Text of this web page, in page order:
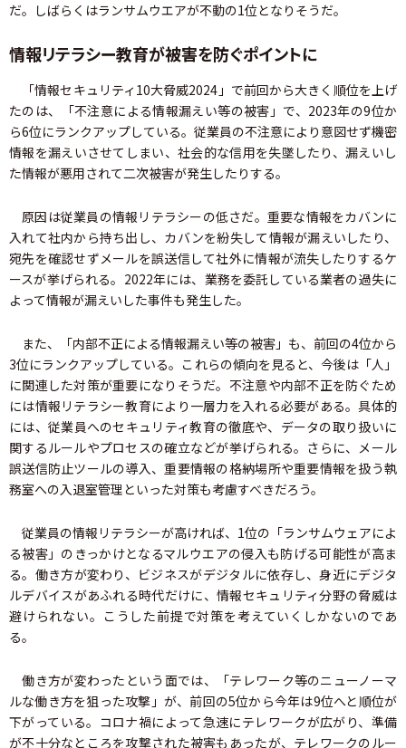
だ。しばらくはランサムウエアが不動の1位となりそうだ。
情報リテラシー教育が被害を防ぐポイントに
「情報セキュリティ10大脅威2024」で前回から大きく順位を上げ
たのは、「不注意による情報漏えい等の被害」で、2023年の9位か
ら6位にランクアップしている。従業員の不注意により意図せず機密
情報を漏えいさせてしまい、社会的な信用を失墜したり、漏えいし
た情報が悪用されて二次被害が発生したりする。
原因は従業員の情報リテラシーの低さだ。重要な情報をカバンに
入れて社内から持ち出し、カバンを紛失して情報が漏えいしたり、
宛先を確認せずメールを誤送信して社外に情報が流失したりするケ
ースが挙げられる。2022年には、業務を委託している業者の過失に
よって情報が漏えいした事件も発生した。
また、「内部不正による情報漏えい等の被害」も、前回の4位から
3位にランクアップしている。これらの傾向を見ると、今後は「人」
に関連した対策が重要になりそうだ。不注意や内部不正を防ぐため
には情報リテラシー教育により一層力を入れる必要がある。具体的
には、従業員へのセキュリティ教育の徹底や、データの取り扱いに
関するルールやプロセスの確立などが挙げられる。さらに、メール
誤送信防止ツールの導入、重要情報の格納場所や重要情報を扱う執
務室への入退室管理といった対策も考慮すべきだろう。
従業員の情報リテラシーが高ければ、1位の「ランサムウェアによ
る被害」のきっかけとなるマルウエアの侵入も防げる可能性が高ま
る。働き方が変わり、ビジネスがデジタルに依存し、身近にデジタ
ルデバイスがあふれる時代だけに、情報セキュリティ分野の脅威は
避けられない。こうした前提で対策を考えていくしかないのであ
る。
働き方が変わったという面では、「テレワーク等のニューノーマ
ルな働き方を狙った攻撃」が、前回の5位から今年は9位へと順位が
下がっている。コロナ禍によって急速にテレワークが広がり、準備
が不十分なところを攻撃された被害もあったが、テレワークのルー